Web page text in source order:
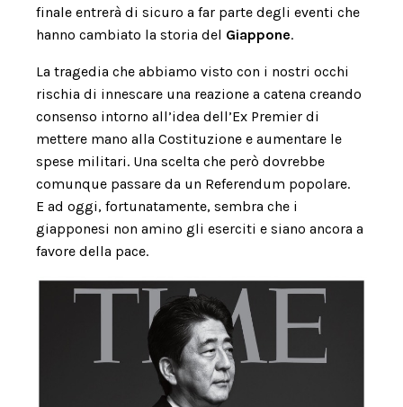
finale entrerà di sicuro a far parte degli eventi che
hanno cambiato la storia del Giappone.
La tragedia che abbiamo visto con i nostri occhi
rischia di innescare una reazione a catena creando
consenso intorno all’idea dell’Ex Premier di
mettere mano alla Costituzione e aumentare le
spese militari. Una scelta che però dovrebbe
comunque passare da un Referendum popolare.
E ad oggi, fortunatamente, sembra che i
giapponesi non amino gli eserciti e siano ancora a
favore della pace.